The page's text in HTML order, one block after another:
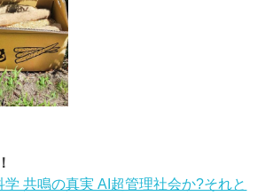
共鳴の真実 AI超管理社会か?それと